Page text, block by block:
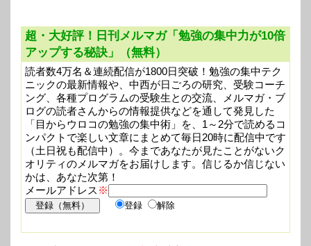
超・大好評！日刊メルマガ「勉強の集中力が10倍
アップする秘訣」（無料）
読者数4万名＆連続配信が1800日突破！勉強の集中テク
ニックの最新情報や、中西が日ごろの研究、受験コーチ
ング、各種プログラムの受験生との交流、メルマガ・ブ
ログの読者さんからの情報提供などを通して発見した
「目からウロコの勉強の集中術」を、1～2分で読めるコ
ンパクトで楽しい文章にまとめて毎日20時に配信中です
（土日祝も配信中）。今まであなたが見たことがないク
オリティのメルマガをお届けします。信じるか信じない
かは、あなた次第！
メールアドレス ※
登録 解除